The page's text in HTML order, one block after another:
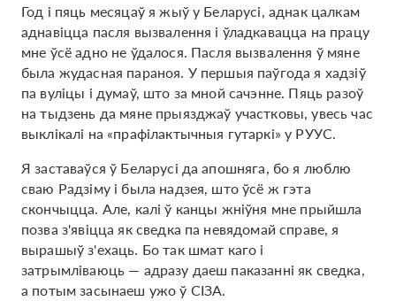
Год і пяць месяцаў я жыў у Беларусі, аднак цалкам
аднавіцца пасля вызвалення і ўладкавацца на працу
мне ўсё адно не ўдалося. Пасля вызвалення ў мяне
была жудасная параноя. У першыя паўгода я хадзіў
па вуліцы і думаў, што за мной сачэнне. Пяць разоў
на тыдзень да мяне прыязджаў участковы, увесь час
выклікалі на «прафілактычныя гутаркі» у РУУС.
Я заставаўся ў Беларусі да апошняга, бо я люблю
сваю Радзіму і была надзея, што ўсё ж гэта
скончыцца. Але, калі ў канцы жніўня мне прыйшла
позва з'явіцца як сведка па невядомай справе, я
вырашыў з'ехаць. Бо так шмат каго і
затрымліваюць — адразу даеш паказанні як сведка,
а потым засынаеш ужо ў СІЗА.